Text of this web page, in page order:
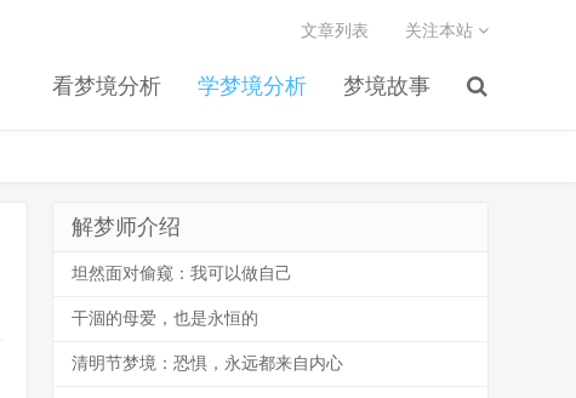
看梦境分析 学梦境分析 梦境故事
文章列表 关注本站
解梦师介绍
坦然面对偷窥：我可以做自己
干涸的母爱，也是永恒的
清明节梦境：恐惧，永远都来自内心